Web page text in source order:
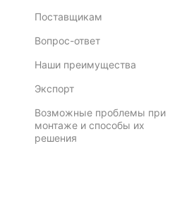
Поставщикам
Вопрос-ответ
Наши преимущества
Экспорт
Возможные проблемы при
монтаже и способы их
решения